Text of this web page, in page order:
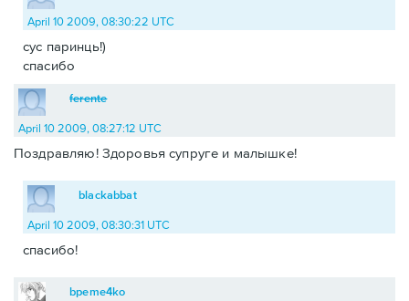
April 10 2009, 08:30:22 UTC
сус паринць!)
спасибо
ferente
April 10 2009, 08:27:12 UTC
Поздравляю! Здоровья супруге и малышке!
blackabbat
April 10 2009, 08:30:31 UTC
спасибо!
bpeme4ko